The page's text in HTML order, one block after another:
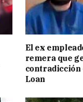
El ex
remera que
contradicción
Loan